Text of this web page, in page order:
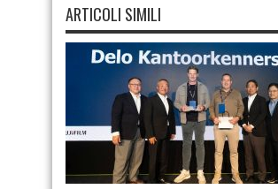
ARTICOLI SIMILI